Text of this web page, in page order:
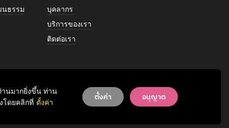
ธรรม
บุคลากร
บริการของเรา
ติดต่อเรา
© 2026 Office of Art & Culture, Chulalongkorn University
านมากยิ่งขึ้น ท่าน
โดยคลิกที่ ตั้งค่า
ตั้งค่า อนุญาต